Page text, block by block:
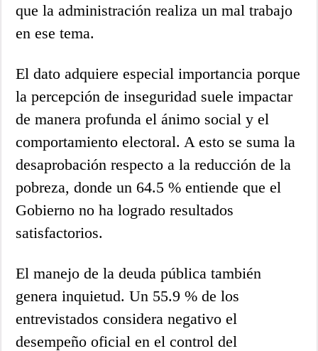
que la administración realiza un mal trabajo
en ese tema.
El dato adquiere especial importancia porque
la percepción de inseguridad suele impactar
de manera profunda el ánimo social y el
comportamiento electoral. A esto se suma la
desaprobación respecto a la reducción de la
pobreza, donde un 64.5 % entiende que el
Gobierno no ha logrado resultados
satisfactorios.
El manejo de la deuda pública también
genera inquietud. Un 55.9 % de los
entrevistados considera negativo el
desempeño oficial en el control del